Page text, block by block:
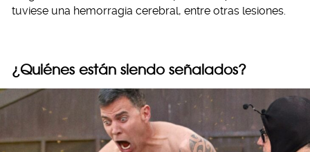
tuviese una hemorragia cerebral, entre otras lesiones.
¿Quiénes están siendo señalados?